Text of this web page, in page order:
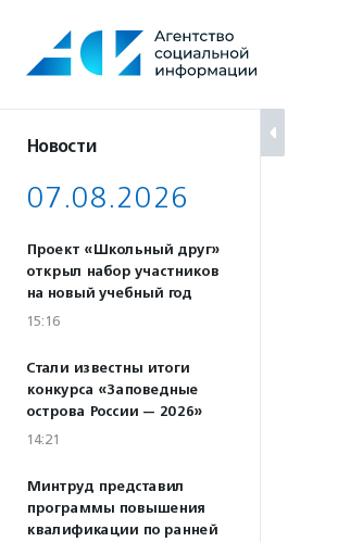
содержанию
Новости
07.08.2026
Проект «Школьный друг»
открыл набор участников
на новый учебный год
15:16
Стали известны итоги
конкурса «Заповедные
острова России — 2026»
14:21
Минтруд представил
программы повышения
квалификации по ранней